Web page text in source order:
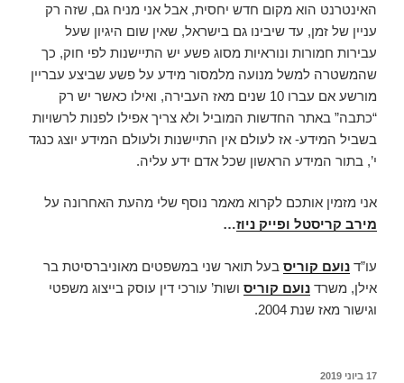
האינטרנט הוא מקום חדש יחסית, אבל אני מניח גם, שזה רק
עניין של זמן, עד שיבינו גם בישראל, שאין שום היגיון שעל
עבירות חמורות ונוראיות מסוג פשע יש התיישנות לפי חוק, כך
שהמשטרה למשל מנועה מלמסור מידע על פשע שביצע עבריין
מורשע אם עברו 10 שנים מאז העבירה, ואילו כאשר יש רק
“כתבה” באתר החדשות המוביל ולא צריך אפילו לפנות לרשויות
בשביל המידע- אז לעולם אין התיישנות ולעולם המידע יוצג כנגד
י’, בתור המידע הראשון שכל אדם ידע עליה.
אני מזמין אותכם לקרוא מאמר נוסף שלי מהעת האחרונה על
מירב קריסטל ופייק ניוז…
עו”ד נועם קוריס בעל תואר שני במשפטים מאוניברסיטת בר
אילן, משרד נועם קוריס ושות’ עורכי דין עוסק בייצוג משפטי
וגישור מאז שנת 2004.
פורסם
17 ביוני 2019